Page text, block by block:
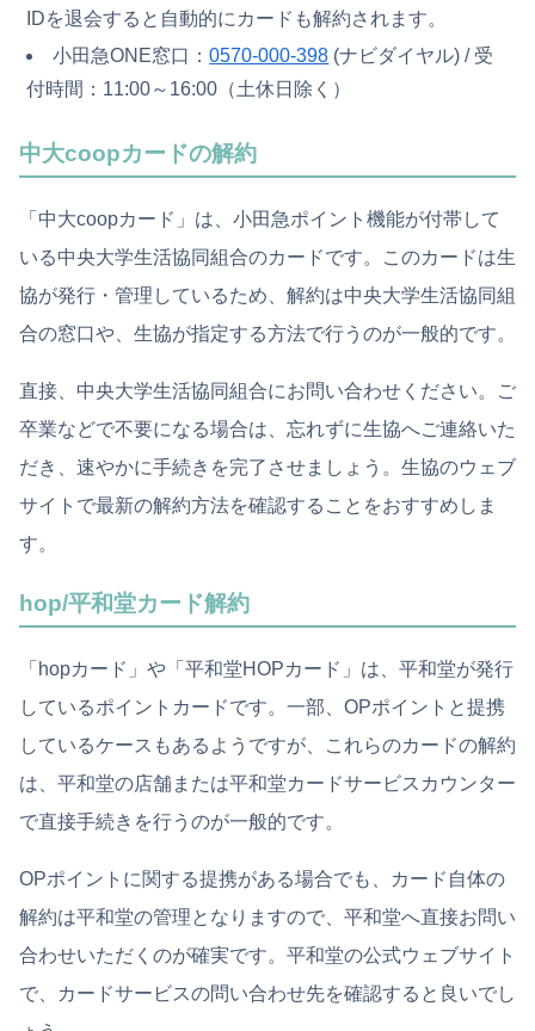
IDを退会すると自動的にカードも解約されます。
小田急ONE窓口：0570-000-398 (ナビダイヤル) / 受
付時間：11:00～16:00（土休日除く）
中大coopカードの解約
「中大coopカード」は、小田急ポイント機能が付帯して
いる中央大学生活協同組合のカードです。このカードは生
協が発行・管理しているため、解約は中央大学生活協同組
合の窓口や、生協が指定する方法で行うのが一般的です。
直接、中央大学生活協同組合にお問い合わせください。ご
卒業などで不要になる場合は、忘れずに生協へご連絡いた
だき、速やかに手続きを完了させましょう。生協のウェブ
サイトで最新の解約方法を確認することをおすすめしま
す。
hop/平和堂カード解約
「hopカード」や「平和堂HOPカード」は、平和堂が発行
しているポイントカードです。一部、OPポイントと提携
しているケースもあるようですが、これらのカードの解約
は、平和堂の店舗または平和堂カードサービスカウンター
で直接手続きを行うのが一般的です。
OPポイントに関する提携がある場合でも、カード自体の
解約は平和堂の管理となりますので、平和堂へ直接お問い
合わせいただくのが確実です。平和堂の公式ウェブサイト
で、カードサービスの問い合わせ先を確認すると良いでし